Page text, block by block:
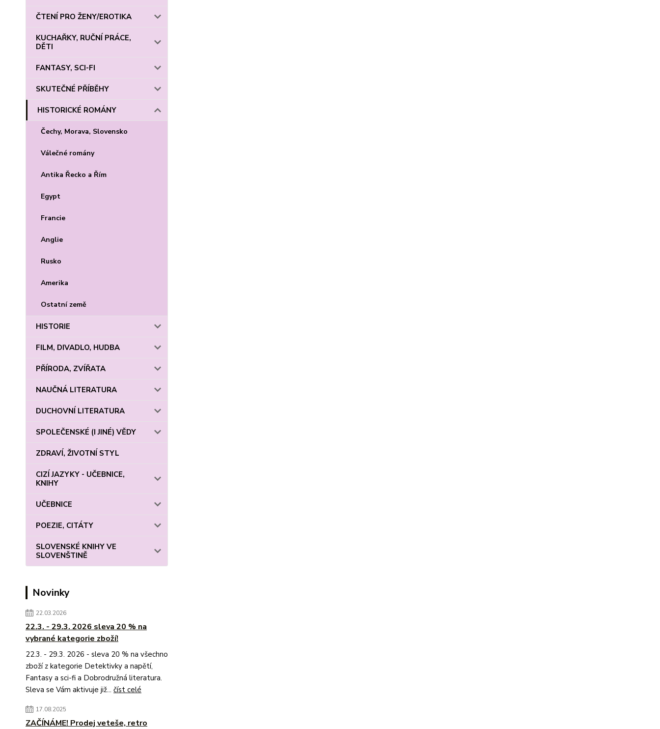
ČTENÍ PRO ŽENY/EROTIKA
KUCHAŘKY, RUČNÍ PRÁCE,
DĚTI
FANTASY, SCI-FI
SKUTEČNÉ PŘÍBĚHY
HISTORICKÉ ROMÁNY
Čechy, Morava, Slovensko
Válečné romány
Antika Řecko a Řím
Egypt
Francie
Anglie
Rusko
Amerika
Ostatní země
HISTORIE
FILM, DIVADLO, HUDBA
PŘÍRODA, ZVÍŘATA
NAUČNÁ LITERATURA
DUCHOVNÍ LITERATURA
SPOLEČENSKÉ (I JINÉ) VĚDY
ZDRAVÍ, ŽIVOTNÍ STYL
CIZÍ JAZYKY - UČEBNICE,
KNIHY
UČEBNICE
POEZIE, CITÁTY
SLOVENSKÉ KNIHY VE
SLOVENŠTINĚ
Novinky
22.03.2026
22.3. - 29.3. 2026 sleva 20 % na
vybrané kategorie zboží!
22.3. - 29.3. 2026 - sleva 20 % na všechno
zboží z kategorie Detektivky a napětí,
Fantasy a sci-fi a Dobrodružná literatura.
Sleva se Vám aktivuje již... číst celé
17.08.2025
ZAČÍNÁME! Prodej veteše, retro